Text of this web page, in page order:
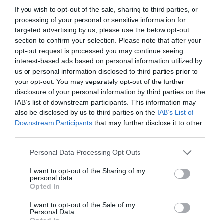
If you wish to opt-out of the sale, sharing to third parties, or
processing of your personal or sensitive information for
targeted advertising by us, please use the below opt-out
section to confirm your selection. Please note that after your
opt-out request is processed you may continue seeing
interest-based ads based on personal information utilized by
us or personal information disclosed to third parties prior to
your opt-out. You may separately opt-out of the further
disclosure of your personal information by third parties on the
IAB’s list of downstream participants. This information may
also be disclosed by us to third parties on the IAB’s List of
Downstream Participants that may further disclose it to other
Please note that this website/app uses one or more Google
not limited to your visit or usage behaviour. You may click to
grant or deny consent to Google and its third-party tags to
use your data for below specified purposes in below Google
consent section.
Personal Data Processing Opt Outs
I want to opt-out of the Sharing of my
personal data.
Opted In
I want to opt-out of the Sale of my
Personal Data.
Η χώρα μας με την Μαρίνα Σάττι και το τραγούδι Ζάρι
μπορεί να έχει πέσει πλέον στην 9η θέση για τον μεγάλο
νικητή, βρίσκεται όμως σε πολύ καλό δρόμο στην
ψηφορία του κοινού. Το ελληνικό τραγούδι εντυπωσίασε
τους φαν του εξωτερικού από την πρώτη στιγμή και
μετά την κυκλοφορία των βίντεο από τις πρόβες,
σχολιάζεται θετικά στα μέσα κοινωνικής δικτύωσης.
Μένει να ολοκληρωθεί και η εμφάνιση στον ημιτελικό
όπου εκεί θα ξεκαθαρίσει ακόμα περισσότερο το τοπίο,
αφού και η σκηνική παρουσία παίζει μεγάλο ρόλο.